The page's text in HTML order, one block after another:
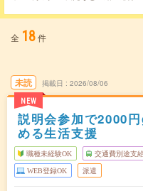
全 18件
未読
NEW
掲載日 2026/08/06
説明会参加で2000
める生活支援
職種未経験OK 交通費別途支
WEB登録OK 派遣